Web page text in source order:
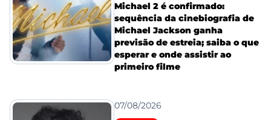
Michael 2 é confirmado:
sequência da cinebiografia de
Michael Jackson ganha
previsão de estreia; saiba o que
esperar e onde assistir ao
primeiro filme
07/08/2026